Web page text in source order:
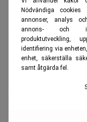
Nödvändiga
annonser, analys
annons- och
produktutveckling,
identifiering via
enhet, säkerställa
samt åtgärda fel.
I juli förra året
företagsledare i
hur skulle USA:s
konflikt? Svaret blev
Enligt rapporten,
Institute for Defense